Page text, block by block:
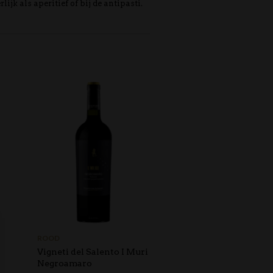
als aperitief of bij de antipasti.
Vigneti del Salento I Muri
Negroamaro